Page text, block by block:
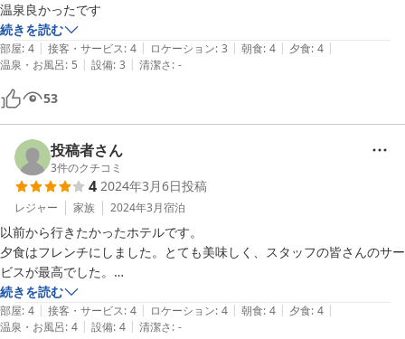
温泉良かったです
続きを読む
部屋: 4 | 接客・サービス: 4 | ロケーション: 3 | 朝食: 4 | 夕食: 4 |
温泉・お風呂: 5 | 設備: 3 | 清潔さ: -
53
投稿者さん
3件のクチコミ
4 2024年3月6日投稿
レジャー 家族 2024年3月宿泊
以前から行きたかったホテルです。
夕食はフレンチにしました。とても美味しく、スタッフの皆さんのサー
ビスが最高でした。
お風呂もよかったです。
また泊まりに行こうね、と家族で言ってます。
続きを読む
部屋: 4 | 接客・サービス: 4 | ロケーション: 4 | 朝食: 4 | 夕食: 4 |
温泉・お風呂: 4 | 設備: 4 | 清潔さ: -